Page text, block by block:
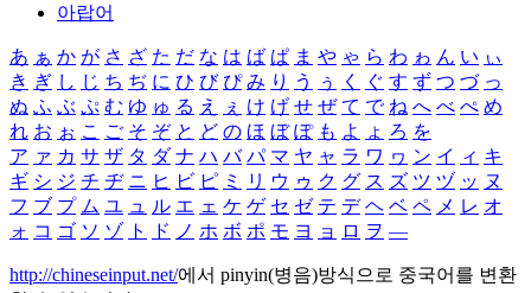
아랍어
あ ぁ か が さ ざ た だ な は ば ぱ ま や ゃ ら わ ゎ ん い ぃ
き ぎ し じ ち ぢ に ひ び ぴ み り う ぅ く ぐ す ず つ づ っ
ぬ ふ ぶ ぷ む ゆ ゅ る え ぇ け げ せ ぜ て で ね へ べ ぺ め
れ お ぉ こ ご そ ぞ と ど の ほ ぼ ぽ も よ ょ ろ を
ア ァ カ サ ザ タ ダ ナ ハ バ パ マ ヤ ャ ラ ワ ヮ ン イ ィ キ
ギ シ ジ チ ヂ ニ ヒ ビ ピ ミ リ ウ ゥ ク グ ス ズ ツ ヅ ッ ヌ
フ ブ プ ム ユ ュ ル エ ェ ケ ゲ セ ゼ テ デ ヘ ベ ペ メ レ オ
ォ コ ゴ ソ ゾ ト ド ノ ホ ボ ポ モ ヨ ョ ロ ヲ ―
http://chineseinput.net/에서 pinyin(병음)방식으로 중국어를 변환